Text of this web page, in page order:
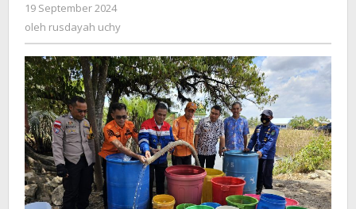
Terdampak
Bencana
Kekeringan
di
Maros
19 September 2024
oleh rusdayah uchy